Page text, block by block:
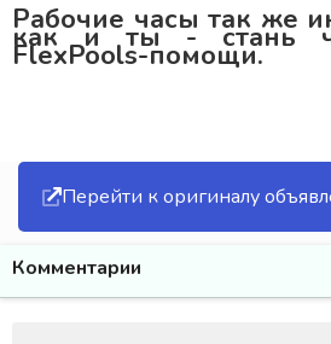
Рабочие часы так же
как и ты - стань
FlexPools-помощи.
Перейти к оригиналу
Комментарии